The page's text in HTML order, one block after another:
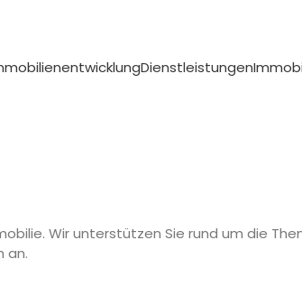
Dienstleistungen
oder sind auf der
ein Blick auf unsere
Wir unterstützen Sie rund um die
an.